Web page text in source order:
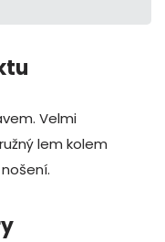
Velmi
lem kolem